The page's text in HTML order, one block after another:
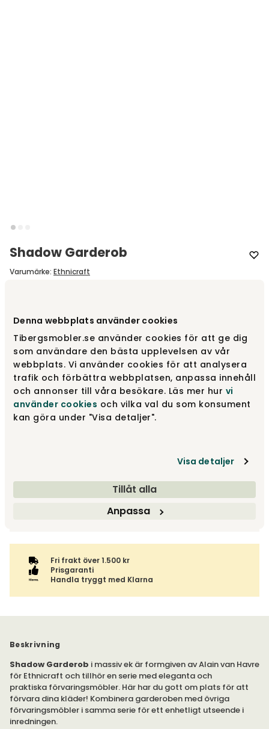
Denna webbplats använder cookies
Tibergsmobler.se använder cookies för att ge dig
som användare den bästa upplevelsen av vår
webbplats. Vi använder cookies för att analysera
trafik och förbättra webbplatsen, anpassa innehåll
och annonser till våra besökare. Läs mer hur vi
använder cookies och vilka val du som konsument
kan göra under "Visa detaljer".
Visa detaljer
Tillåt alla
Anpassa
Shadow Garderob
Varumärke: Ethnicraft
45 765 kr
Lägg i varukorg
Fri frakt över 1.500 kr Prisgaranti
Denna vara skickas till din port/tomtgräns. Innan leverans
blir du aviserad om vilken tidpunkt leveransen beräknas.
Beställs varan ihop med andra produkter skickas hela
Returinformation
Du beställer produkten efter dina val och omfattas därför
Fri frakt över 1.500 kr
Prisgaranti
Handla tryggt med Klarna
Beskrivning
Shadow Garderob i massiv ek är formgiven av Alain van Havre
för Ethnicraft och tillhör en serie med eleganta och
praktiska förvaringsmöbler. Här har du gott om plats för att
förvara dina kläder! Kombinera garderoben med övriga
förvaringsmöbler i samma serie för ett enhetligt utseende i
inredningen.